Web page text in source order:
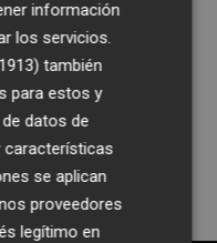
de
tu correo
información
los servicios.
también
para estos y
datos de
características
se aplican
proveedores
legítimo en